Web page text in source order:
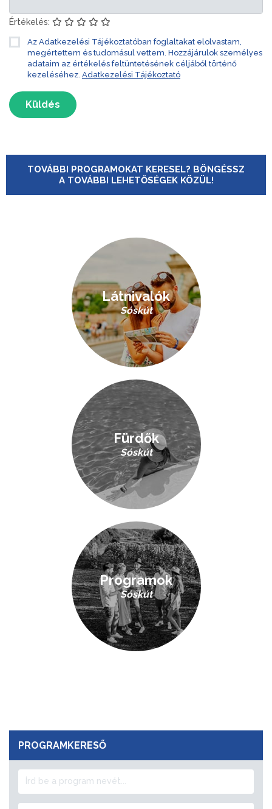
Értékelés:
Az Adatkezelési Tájékoztatóban foglaltakat elolvastam,
megértettem és tudomásul vettem. Hozzájárulok személyes
adataim az értékelés feltüntetésének céljából történő
kezeléséhez. Adatkezelési Tájékoztató
Küldés
TOVÁBBI PROGRAMOKAT KERESEL? BÖNGÉSSZ
A TOVÁBBI LEHETŐSÉGEK KÖZÜL!
Látnivalók
Sóskút
Fürdők
Sóskút
Programok
Sóskút
PROGRAMKERESŐ